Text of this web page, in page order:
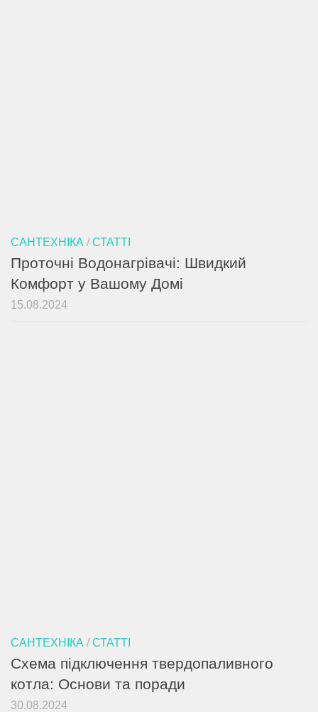
САНТЕХНІКА / СТАТТІ
Проточні Водонагрівачі: Швидкий
Комфорт у Вашому Домі
15.08.2024
САНТЕХНІКА / СТАТТІ
Схема підключення твердопаливного
котла: Основи та поради
30.08.2024